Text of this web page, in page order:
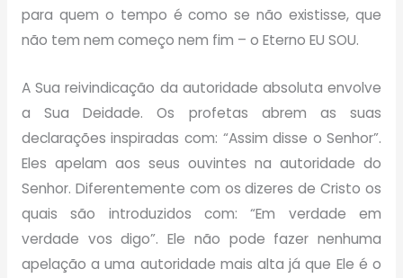
para quem o tempo é como se não existisse, que
não tem nem começo nem fim – o Eterno EU SOU.
A Sua reivindicação da autoridade absoluta envolve
a Sua Deidade. Os profetas abrem as suas
declarações inspiradas com: “Assim disse o Senhor”.
Eles apelam aos seus ouvintes na autoridade do
Senhor. Diferentemente com os dizeres de Cristo os
quais são introduzidos com: “Em verdade em
verdade vos digo”. Ele não pode fazer nenhuma
apelação a uma autoridade mais alta já que Ele é o